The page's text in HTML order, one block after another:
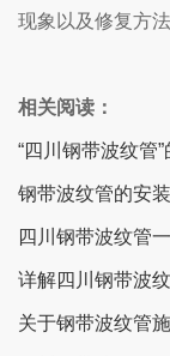
现象以及修复方
相关阅读：
“四川钢带波纹管
钢带波纹管的安
四川钢带波纹管
详解四川钢带波
关于钢带波纹管